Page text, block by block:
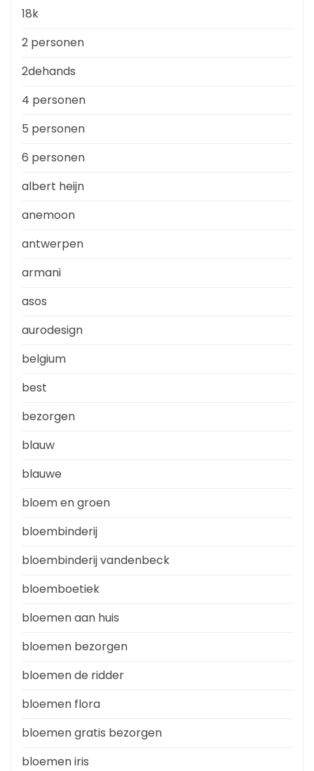
18k
2 personen
2dehands
4 personen
5 personen
6 personen
albert heijn
anemoon
antwerpen
armani
asos
aurodesign
belgium
best
bezorgen
blauw
blauwe
bloem en groen
bloembinderij
bloembinderij vandenbeck
bloemboetiek
bloemen aan huis
bloemen bezorgen
bloemen de ridder
bloemen flora
bloemen gratis bezorgen
bloemen iris